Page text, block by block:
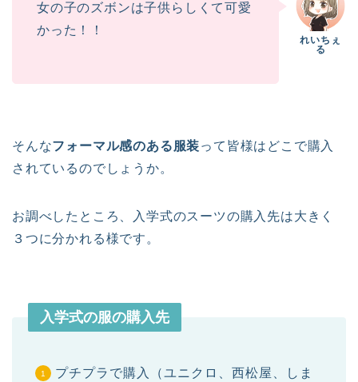
女の子のズボンは子供らしくて可愛
かった！！
そんなフォーマル感のある服装って皆様はどこで購入
されているのでしょうか。
お調べしたところ、入学式のスーツの購入先は大きく
３つに分かれる様です。
入学式の服の購入先
プチプラで購入（ユニクロ、西松屋、しま